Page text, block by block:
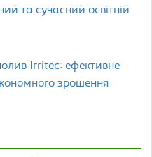
та сучасний освітній
Irritec: ефективне
зрошення